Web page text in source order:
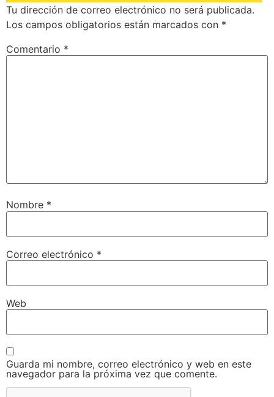
Tu dirección de correo electrónico no será publicada.
Los campos obligatorios están marcados con *
Comentario *
Nombre *
Correo electrónico *
Web
Guarda mi nombre, correo electrónico y web en este
navegador para la próxima vez que comente.